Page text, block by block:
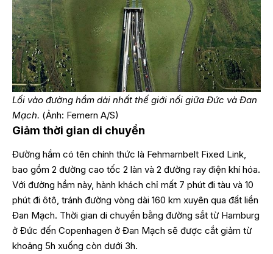
Lối vào đường hầm dài nhất thế giới nối giữa Đức và Đan
Mạch. (Ảnh: Femern A/S)
Giảm thời gian di chuyển
Đường hầm có tên chính thức là Fehmarnbelt Fixed Link,
bao gồm 2 đường cao tốc 2 làn và 2 đường ray điện khí hóa.
Với đường hầm này, hành khách chỉ mất 7 phút đi tàu và 10
phút đi ôtô, tránh đường vòng dài 160 km xuyên qua đất liền
Đan Mạch. Thời gian di chuyển bằng đường sắt từ Hamburg
ở Đức đến Copenhagen ở Đan Mạch sẽ được cắt giảm từ
khoảng 5h xuống còn dưới 3h.